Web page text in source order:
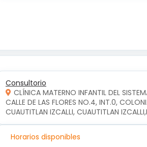
Consultorio
CLÍNICA MATERNO INFANTIL DEL
CALLE DE LAS FLORES NO.4, INT.0,
CUAUTITLAN IZCALLI, CUAUTITLAN
Horarios disponibles